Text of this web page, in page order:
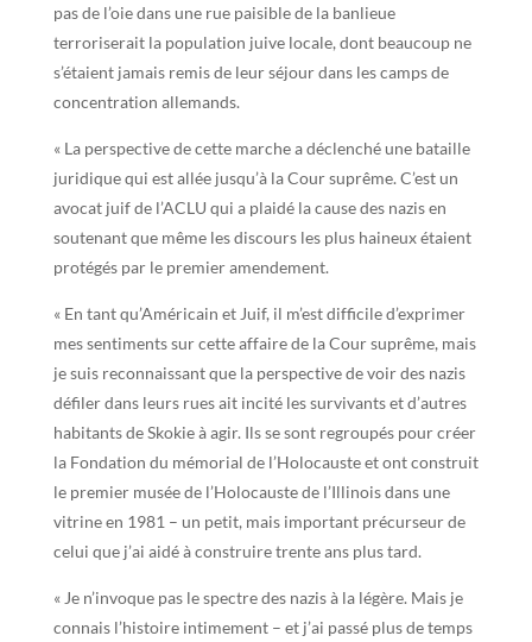
pas de l’oie dans une rue paisible de la banlieue
terroriserait la population juive locale, dont beaucoup ne
s’étaient jamais remis de leur séjour dans les camps de
concentration allemands.
« La perspective de cette marche a déclenché une bataille
juridique qui est allée jusqu’à la Cour suprême. C’est un
avocat juif de l’ACLU qui a plaidé la cause des nazis en
soutenant que même les discours les plus haineux étaient
protégés par le premier amendement.
« En tant qu’Américain et Juif, il m’est difficile d’exprimer
mes sentiments sur cette affaire de la Cour suprême, mais
je suis reconnaissant que la perspective de voir des nazis
défiler dans leurs rues ait incité les survivants et d’autres
habitants de Skokie à agir. Ils se sont regroupés pour créer
la Fondation du mémorial de l’Holocauste et ont construit
le premier musée de l’Holocauste de l’Illinois dans une
vitrine en 1981 – un petit, mais important précurseur de
celui que j’ai aidé à construire trente ans plus tard.
« Je n’invoque pas le spectre des nazis à la légère. Mais je
connais l’histoire intimement – et j’ai passé plus de temps